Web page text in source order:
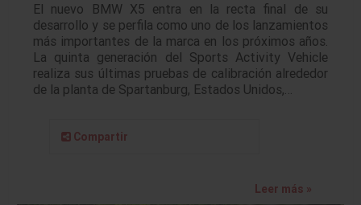
El nuevo BMW X5 entra en la recta final de su
desarrollo y se perfila como uno de los lanzamientos
más importantes de la marca en los próximos años.
La quinta generación del Sports Activity Vehicle
realiza sus últimas pruebas de calibración alrededor
de la planta de Spartanburg, Estados Unidos,…
Compartir
Leer más »